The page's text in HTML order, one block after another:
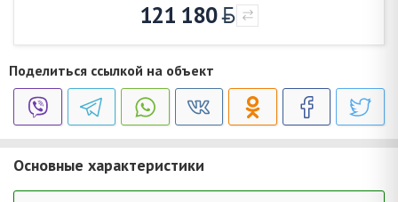
121 180
Поделиться ссылкой на объект
Основные характеристики